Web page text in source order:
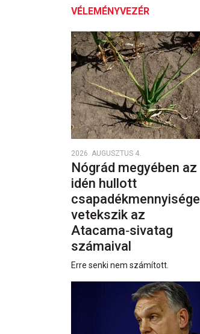
VÉLEMÉNYVEZÉR
2026. AUGUSZTUS 4.
Nógrád megyében az
idén hullott
csapadékmennyisége
vetekszik az
Atacama‑sivatag
számaival
Erre senki nem számított.